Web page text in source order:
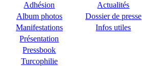
Adhésion
Actualités
Album photos
Dossier de presse
Manifestations
Infos utiles
Présentation
Pressbook
Turcophilie